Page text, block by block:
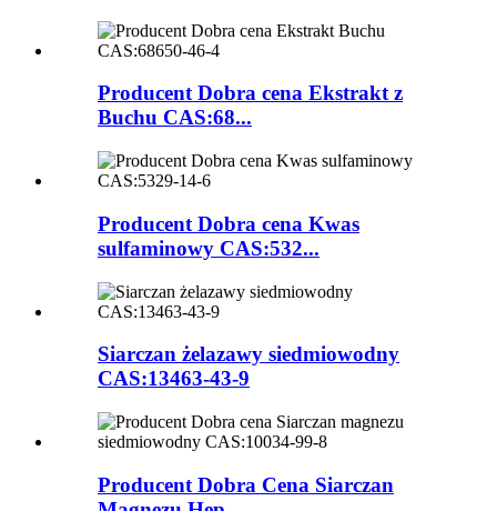
Producent Dobra cena Ekstrakt z
Buchu CAS:68...
Producent Dobra cena Kwas
sulfaminowy CAS:532...
Siarczan żelazawy siedmiowodny
CAS:13463-43-9
Producent Dobra Cena Siarczan